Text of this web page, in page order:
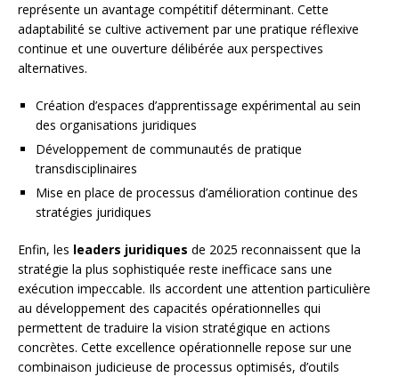
représente un avantage compétitif déterminant. Cette
adaptabilité se cultive activement par une pratique réflexive
continue et une ouverture délibérée aux perspectives
alternatives.
Création d’espaces d’apprentissage expérimental au sein
des organisations juridiques
Développement de communautés de pratique
transdisciplinaires
Mise en place de processus d’amélioration continue des
stratégies juridiques
Enfin, les leaders juridiques de 2025 reconnaissent que la
stratégie la plus sophistiquée reste inefficace sans une
exécution impeccable. Ils accordent une attention particulière
au développement des capacités opérationnelles qui
permettent de traduire la vision stratégique en actions
concrètes. Cette excellence opérationnelle repose sur une
combinaison judicieuse de processus optimisés, d’outils